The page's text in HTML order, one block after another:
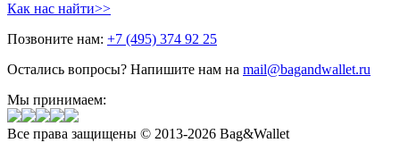
Как нас найти>>
Позвоните нам: +7 (495) 374 92 25
Остались вопросы? Напишите нам на mail@bagandwallet.ru
Мы принимаем:
Все права защищены © 2013-2026 Bag&Wallet